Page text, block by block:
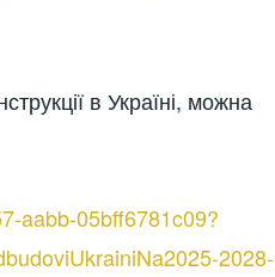
в Україні, можна
aabb-05bff6781c09?
2028-